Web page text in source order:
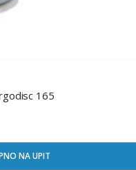
165
NA UPIT